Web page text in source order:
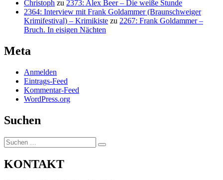
Christoph zu 2373: Alex Beer – Die weiße Stunde
2364: Interview mit Frank Goldammer (Braunschweiger
Krimifestival) – Krimikiste zu 2267: Frank Goldammer –
Bruch. In eisigen Nächten
Meta
Anmelden
Eintrags-Feed
Kommentar-Feed
WordPress.org
Suchen
Suchen
nach:
Suchen
KONTAKT